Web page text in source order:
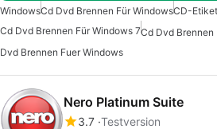
WindowsCd Dvd Brennen Für WindowsCD-
Cd Dvd Brennen Für Windows 7
Dvd Brennen Fuer Windows
Nero Platinum Suite
3.7 Testversion